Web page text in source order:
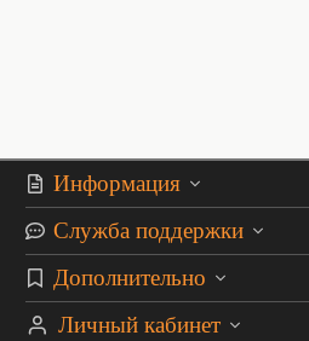
Информация
Служба поддержки
Дополнительно
Личный кабинет